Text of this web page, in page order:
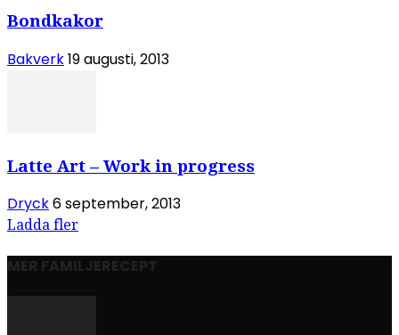
Bondkakor
Bakverk19 augusti, 2013
Latte Art – Work in progress
Dryck6 september, 2013
Ladda fler
MER FAMILJERECEPT